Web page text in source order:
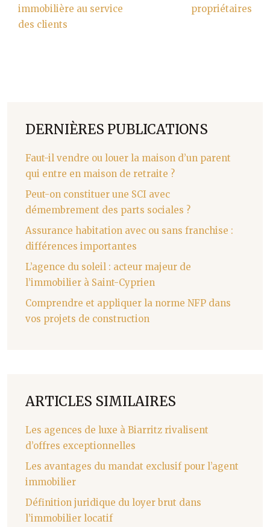
immobilière au service
des clients
propriétaires
DERNIÈRES PUBLICATIONS
Faut-il vendre ou louer la maison d’un parent
qui entre en maison de retraite ?
Peut-on constituer une SCI avec
démembrement des parts sociales ?
Assurance habitation avec ou sans franchise :
différences importantes
L’agence du soleil : acteur majeur de
l’immobilier à Saint-Cyprien
Comprendre et appliquer la norme NFP dans
vos projets de construction
ARTICLES SIMILAIRES
Les agences de luxe à Biarritz rivalisent
d’offres exceptionnelles
Les avantages du mandat exclusif pour l’agent
immobilier
Définition juridique du loyer brut dans
l’immobilier locatif